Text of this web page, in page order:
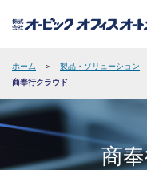
ホーム > 製品・ソリューション
商奉行クラウド
商